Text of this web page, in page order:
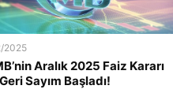
2025
Aralık 2025 Faiz Kararı
Sayım Başladı!